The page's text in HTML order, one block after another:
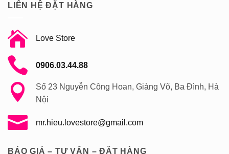
LIÊN HỆ ĐẶT HÀNG
Love Store
0906.03.44.88
Số 23 Nguyễn Công Hoan, Giảng Võ, Ba Đình, Hà
Nội
mr.hieu.lovestore@gmail.com
BÁO GIÁ – TƯ VẤN – ĐẶT HÀNG